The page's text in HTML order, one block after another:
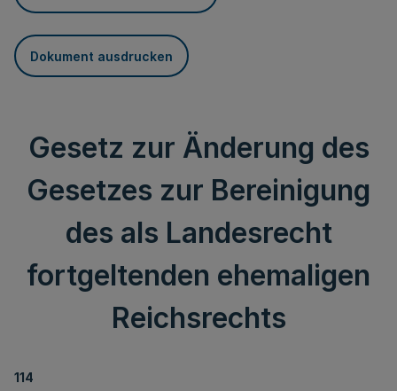
Dokument ausdrucken
Gesetz zur Änderung des
Gesetzes zur Bereinigung
des als Landesrecht
fortgeltenden ehemaligen
Reichsrechts
114